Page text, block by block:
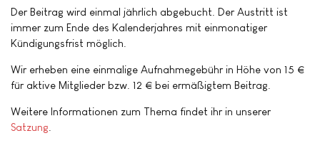
Der Beitrag wird einmal jährlich abgebucht. Der Austritt ist
immer zum Ende des Kalenderjahres mit einmonatiger
Kündigungsfrist möglich.
Wir erheben eine einmalige Aufnahmegebühr in Höhe von 15 €
für aktive Mitglieder bzw. 12 € bei ermäßigtem Beitrag.
Weitere Informationen zum Thema findet ihr in unserer
Satzung